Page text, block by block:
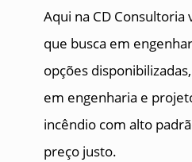
Aqui na CD Consultoria
que busca em
opções
em engenharia e
incêndio com alto
preço justo.